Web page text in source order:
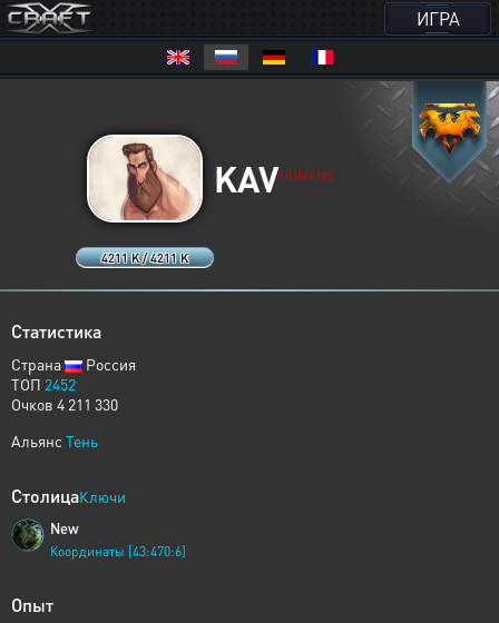
ИГРА
4211 K / 4211 K
KAVHUMANS
Статистика
Страна
Россия
ТОП 2452
Очков 4 211 330
Альянс Тень
СтолицаКлючи
New
Координаты [43:470:6]
Опыт